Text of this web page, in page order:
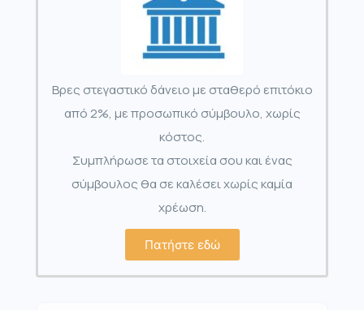
Βρες στεγαστικό δάνειο με σταθερό επιτόκιο
από 2%, με προσωπικό σύμβουλο, χωρίς
κόστος.
Συμπλήρωσε τα στοιχεία σου και ένας
σύμβουλος θα σε καλέσει χωρίς καμία
χρέωση.
Πατήστε εδώ